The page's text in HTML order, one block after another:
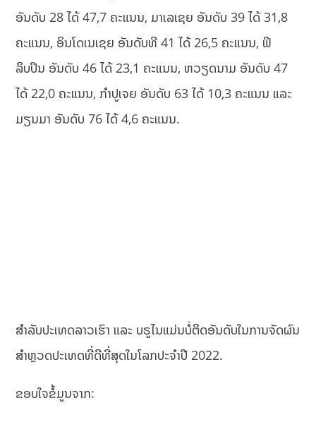
ອັນດັບ 28 ໄດ້ 47,7 ຄະແນນ, ມາເລເຊຍ ອັນດັບ 39 ໄດ້ 31,8
ຄະແນນ, ອິນໂດເນເຊຍ ອັນດັບທີ 41 ໄດ້ 26,5 ຄະແນນ, ຟິ
ລິບປິນ ອັນດັບ 46 ໄດ້ 23,1 ຄະແນນ, ຫວຽດນາມ ອັນດັບ 47
ໄດ້ 22,0 ຄະແນນ, ກໍາປູເຈຍ ອັນດັບ 63 ໄດ້ 10,3 ຄະແນນ ແລະ
ມຽນມາ ອັນດັບ 76 ໄດ້ 4,6 ຄະແນນ.
ສຳລັບປະເທດລາວເຮົາ ແລະ ບຣູໄນແມ່ນບໍ່ຕິດອັນດັບໃນການຈັດຜົນ
ສຳຫຼວດປະເທດທີ່ດີທີ່ສຸດໃນໂລກປະຈໍາປີ 2022.
ຂອບໃຈຂໍ້ມູນຈາກ: